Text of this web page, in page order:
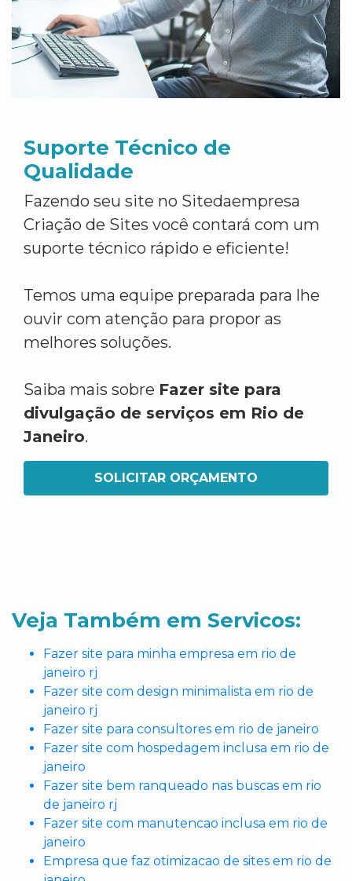
Suporte Técnico de
Qualidade
Fazendo seu site no Sitedaempresa
Criação de Sites você contará com um
suporte técnico rápido e eficiente!
Temos uma equipe preparada para lhe
ouvir com atenção para propor as
melhores soluções.
Saiba mais sobre Fazer site para
divulgação de serviços em Rio de
Janeiro.
SOLICITAR ORÇAMENTO
Veja Também em Servicos:
Fazer site para minha empresa em rio de
janeiro rj
Fazer site com design minimalista em rio de
janeiro rj
Fazer site para consultores em rio de janeiro
Fazer site com hospedagem inclusa em rio de
janeiro
Fazer site bem ranqueado nas buscas em rio
de janeiro rj
Fazer site com manutencao inclusa em rio de
janeiro
Empresa que faz otimizacao de sites em rio de